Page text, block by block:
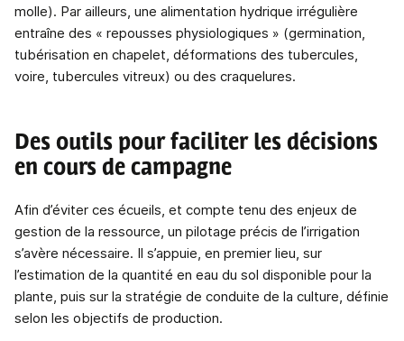
molle). Par ailleurs, une alimentation hydrique irrégulière
entraîne des « repousses physiologiques » (germination,
tubérisation en chapelet, déformations des tubercules,
voire, tubercules vitreux) ou des craquelures.
Des outils pour faciliter les décisions
en cours de campagne
Afin d’éviter ces écueils, et compte tenu des enjeux de
gestion de la ressource, un pilotage précis de l’irrigation
s’avère nécessaire. Il s’appuie, en premier lieu, sur
l’estimation de la quantité en eau du sol disponible pour la
plante, puis sur la stratégie de conduite de la culture, définie
selon les objectifs de production.